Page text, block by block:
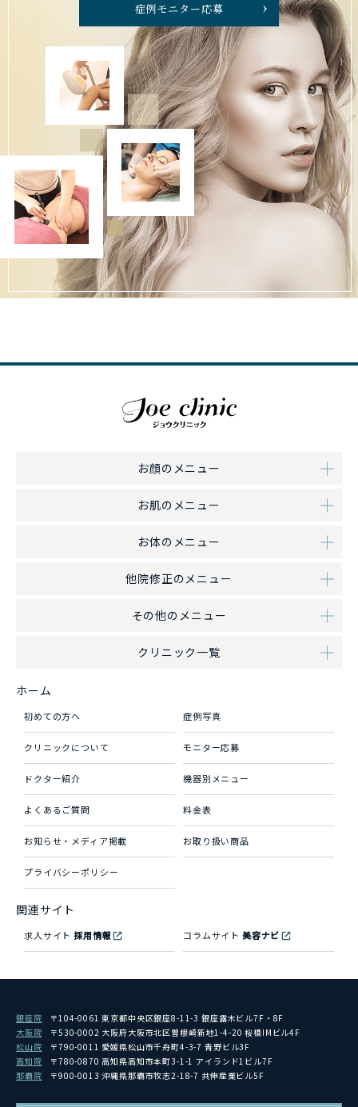
症例モニター応募
お顔のメニュー
お肌のメニュー
お体のメニュー
他院修正のメニュー
その他のメニュー
クリニック一覧
ホーム
初めての方へ 症例写真
クリニックについて モニター応募
ドクター紹介 機器別メニュー
よくあるご質問 料金表
お知らせ・メディア掲載 お取り扱い商品
プライバシーポリシー
関連サイト
求人サイト採用情報 コラムサイト 美容ナビ
銀座院
〒104-0061 東京都中央区銀座8-11-3 銀座露木ビル7F・8F
大阪院
〒530-0002 大阪府大阪市北区曽根崎新地1-4-20 桜橋IMビル4F
松山院
〒790-0011 愛媛県松山市千舟町4-3-7 青野ビル3F
高知院
〒780-0870 高知県高知市本町3-1-1 アイランド1ビル7F
那覇院
〒900-0013 沖縄県那覇市牧志2-18-7 共伸産業ビル5F